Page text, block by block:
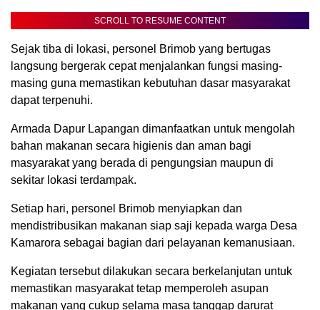
SCROLL TO RESUME CONTENT
Sejak tiba di lokasi, personel Brimob yang bertugas
langsung bergerak cepat menjalankan fungsi masing-
masing guna memastikan kebutuhan dasar masyarakat
dapat terpenuhi.
Armada Dapur Lapangan dimanfaatkan untuk mengolah
bahan makanan secara higienis dan aman bagi
masyarakat yang berada di pengungsian maupun di
sekitar lokasi terdampak.
Setiap hari, personel Brimob menyiapkan dan
mendistribusikan makanan siap saji kepada warga Desa
Kamarora sebagai bagian dari pelayanan kemanusiaan.
Kegiatan tersebut dilakukan secara berkelanjutan untuk
memastikan masyarakat tetap memperoleh asupan
makanan yang cukup selama masa tanggap darurat